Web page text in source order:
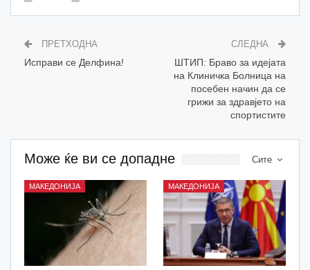
ПРЕТХОДНА
Исправи се Делфина!
СЛЕДНА
ШТИП: Браво за идејата
на Клиничка Болница на
посебен начин да се
грижи за здравјето на
спортистите
Сите
Може ќе ви се допадне
МАКЕДОНИЈА МАКЕДОНИЈА